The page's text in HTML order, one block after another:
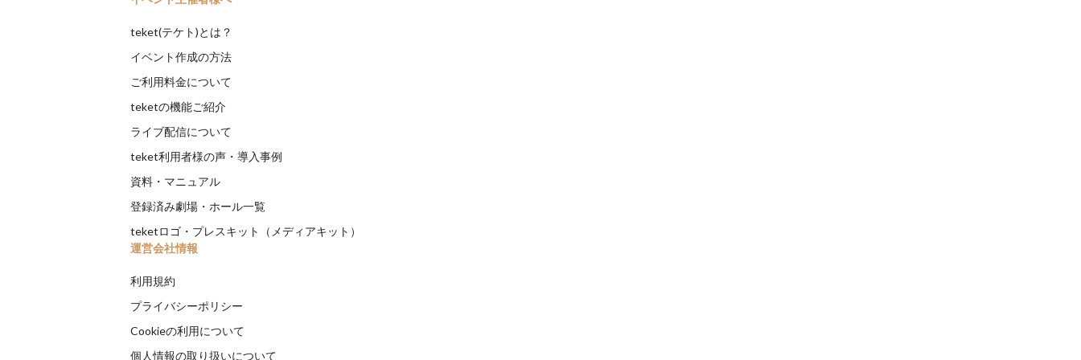
teket(テケト)とは？
イベント作成の方法
ご利用料金について
teketの機能ご紹介
ライブ配信について
teket利用者様の声・導入事例
資料・マニュアル
登録済み劇場・ホール一覧
teketロゴ・プレスキット（メディアキット）
運営会社情報
利用規約
プライバシーポリシー
Cookieの利用について
個人情報の取り扱いについて